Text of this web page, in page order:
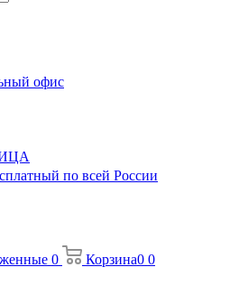
офис
по всей России
0 Корзина0 0